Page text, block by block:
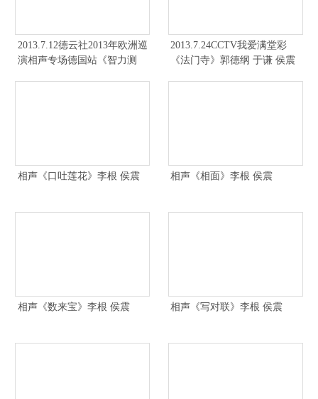
2013.7.12德云社2013年欧洲巡
演相声专场德国站《智力测
2013.7.24CCTV我爱满堂彩
《法门寺》郭德纲 于谦 侯震
相声《口吐莲花》李根 侯震 相声《相面》李根 侯震
相声《数来宝》李根 侯震 相声《写对联》李根 侯震